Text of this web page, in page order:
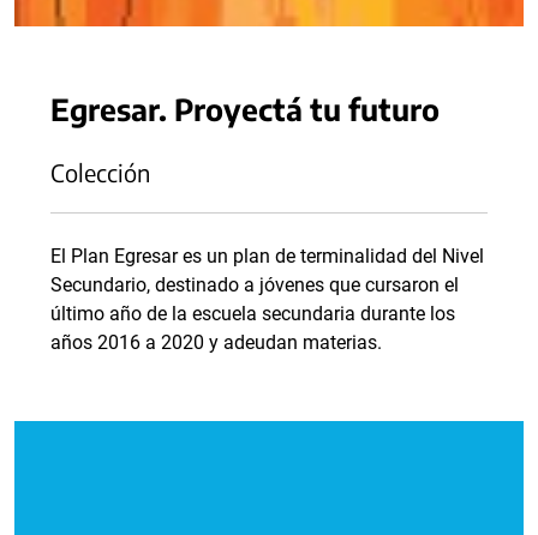
Egresar. Proyectá tu futuro
Colección
El Plan Egresar es un plan de terminalidad del Nivel
Secundario, destinado a jóvenes que cursaron el
último año de la escuela secundaria durante los
años 2016 a 2020 y adeudan materias.